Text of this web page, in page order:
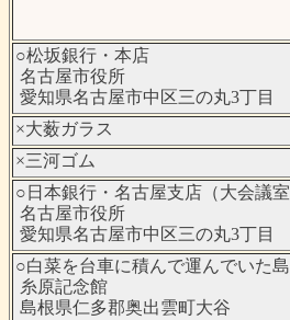
○松坂銀行・本店
名古屋市役所
愛知県名古屋市中区三の丸3丁目
×大薮ガラス
×三河ゴム
○日本銀行・名古屋支店（大会議室
名古屋市役所
愛知県名古屋市中区三の丸3丁目
○白菜を台車に積んで運んでいた
糸原記念館
島根県仁多郡奥出雲町大谷